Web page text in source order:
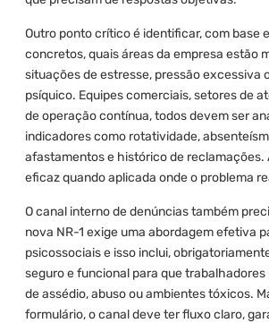
Outro ponto crítico é identificar, com base
concretos, quais áreas da empresa estão
situações de estresse, pressão excessiva
psíquico. Equipes comerciais, setores de
de operação contínua, todos devem ser
indicadores como rotatividade,
afastamentos e histórico de reclamações.
eficaz quando aplicada onde o problema
O canal interno de denúncias também
nova NR-1 exige uma abordagem efetiva
psicossociais e isso inclui,
seguro e funcional para que
de assédio, abuso ou ambientes tóxicos.
formulário, o canal deve ter fluxo claro,